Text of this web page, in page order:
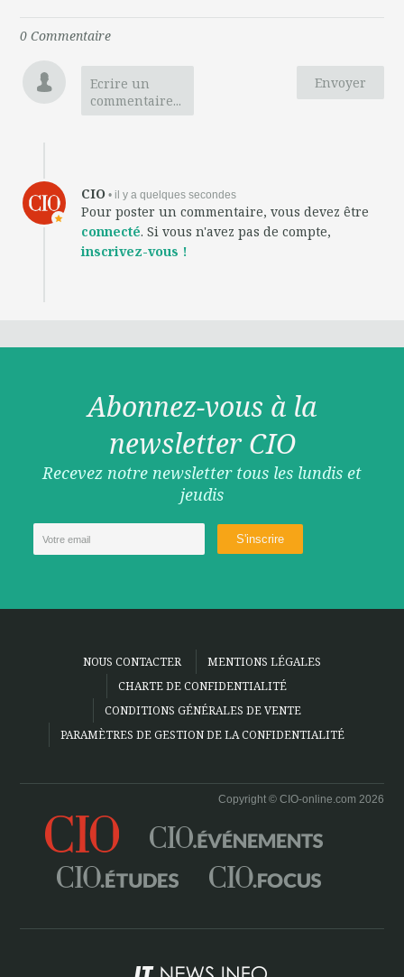
0 Commentaire
Envoyer
Ecrire un
commentaire...
CIO • il y a quelques secondes
Pour poster un commentaire, vous devez être
connecté. Si vous n'avez pas de compte,
inscrivez-vous !
Abonnez-vous à la
newsletter CIO
Recevez notre newsletter tous les lundis et
jeudis
NOUS CONTACTER
MENTIONS LÉGALES
CHARTE DE CONFIDENTIALITÉ
CONDITIONS GÉNÉRALES DE VENTE
PARAMÈTRES DE GESTION DE LA CONFIDENTIALITÉ
Copyright © CIO-online.com 2026